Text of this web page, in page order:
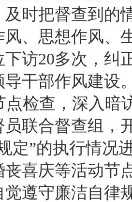
及时把督查到的
风、思想作风、
下访20多次，纠
导干部作风建设
检查，深入暗
员联合督查组，
定”的执行情况
丧喜庆等活动节
觉遵守廉洁自律